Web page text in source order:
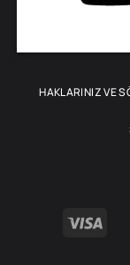
HAKLARINIZ VE